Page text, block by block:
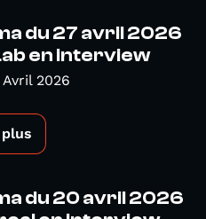
du 27 avril 2026
en interview
2026
du 20 avril 2026